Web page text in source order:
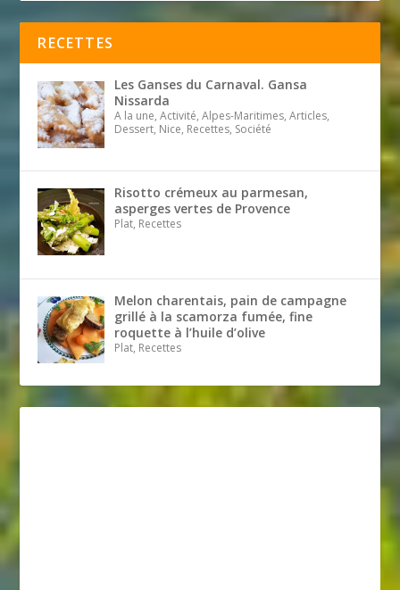
RECETTES
Les Ganses du Carnaval. Gansa
Nissarda
A la une, Activité, Alpes-Maritimes, Articles,
Dessert, Nice, Recettes, Société
Risotto crémeux au parmesan,
asperges vertes de Provence
Plat, Recettes
Melon charentais, pain de campagne
grillé à la scamorza fumée, fine
roquette à l’huile d’olive
Plat, Recettes